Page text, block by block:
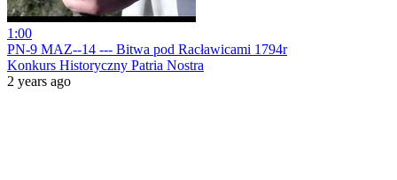
1:00
PN-9 MAZ--14 --- Bitwa pod Racławicami 1794r
Konkurs Historyczny Patria Nostra
2 years ago